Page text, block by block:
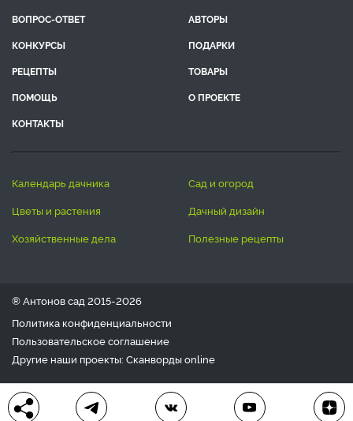
ВОПРОС-ОТВЕТ
АВТОРЫ
КОНКУРСЫ
ПОДАРКИ
РЕЦЕПТЫ
ТОВАРЫ
ПОМОЩЬ
О ПРОЕКТЕ
КОНТАКТЫ
календарь дачника
сад и огород
цветы и растения
дачный дизайн
хозяйственные дела
полезные рецепты
® Антонов сад 2015-2026
Политика конфиденциальности
Пользовательское соглашение
Другие наши проекты: Сканвордыonline
Любое использование материала допускается только с
письменного согласия редакции